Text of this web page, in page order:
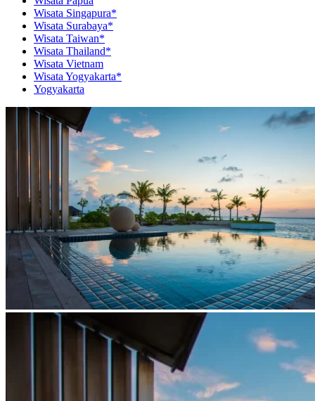
Wisata Singapura*
Wisata Surabaya*
Wisata Taiwan*
Wisata Thailand*
Wisata Vietnam
Wisata Yogyakarta*
Yogyakarta